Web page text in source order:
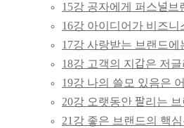
15강 공자에게 퍼스널브
16강 아이디어가 비즈니
17강 사랑받는 브랜드
18강 고객의 지갑은 저
19강 나의 쓸모 있음은
20강 오랫동안 팔리는
21강 좋은 브랜드의 핵